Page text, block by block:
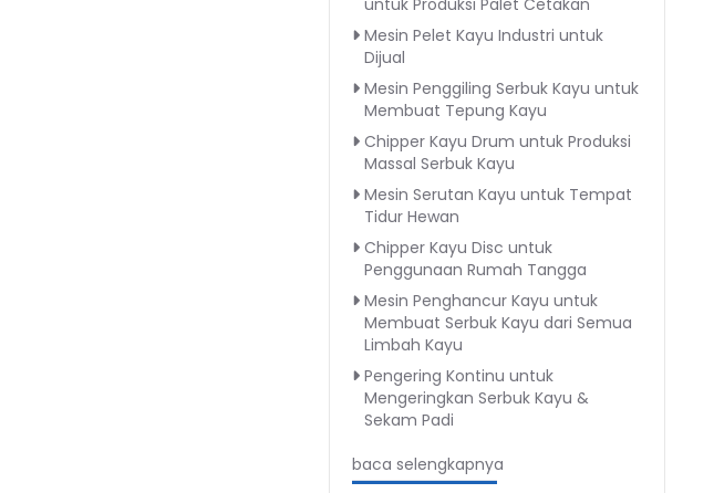
untuk Produksi Palet Cetakan
Mesin Pelet Kayu Industri untuk
Dijual
Mesin Penggiling Serbuk Kayu untuk
Membuat Tepung Kayu
Chipper Kayu Drum untuk Produksi
Massal Serbuk Kayu
Mesin Serutan Kayu untuk Tempat
Tidur Hewan
Chipper Kayu Disc untuk
Penggunaan Rumah Tangga
Mesin Penghancur Kayu untuk
Membuat Serbuk Kayu dari Semua
Limbah Kayu
Pengering Kontinu untuk
Mengeringkan Serbuk Kayu &
Sekam Padi
baca selengkapnya